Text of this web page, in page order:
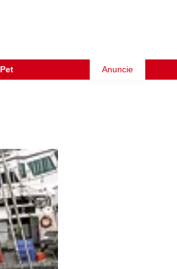
Pet Anuncie